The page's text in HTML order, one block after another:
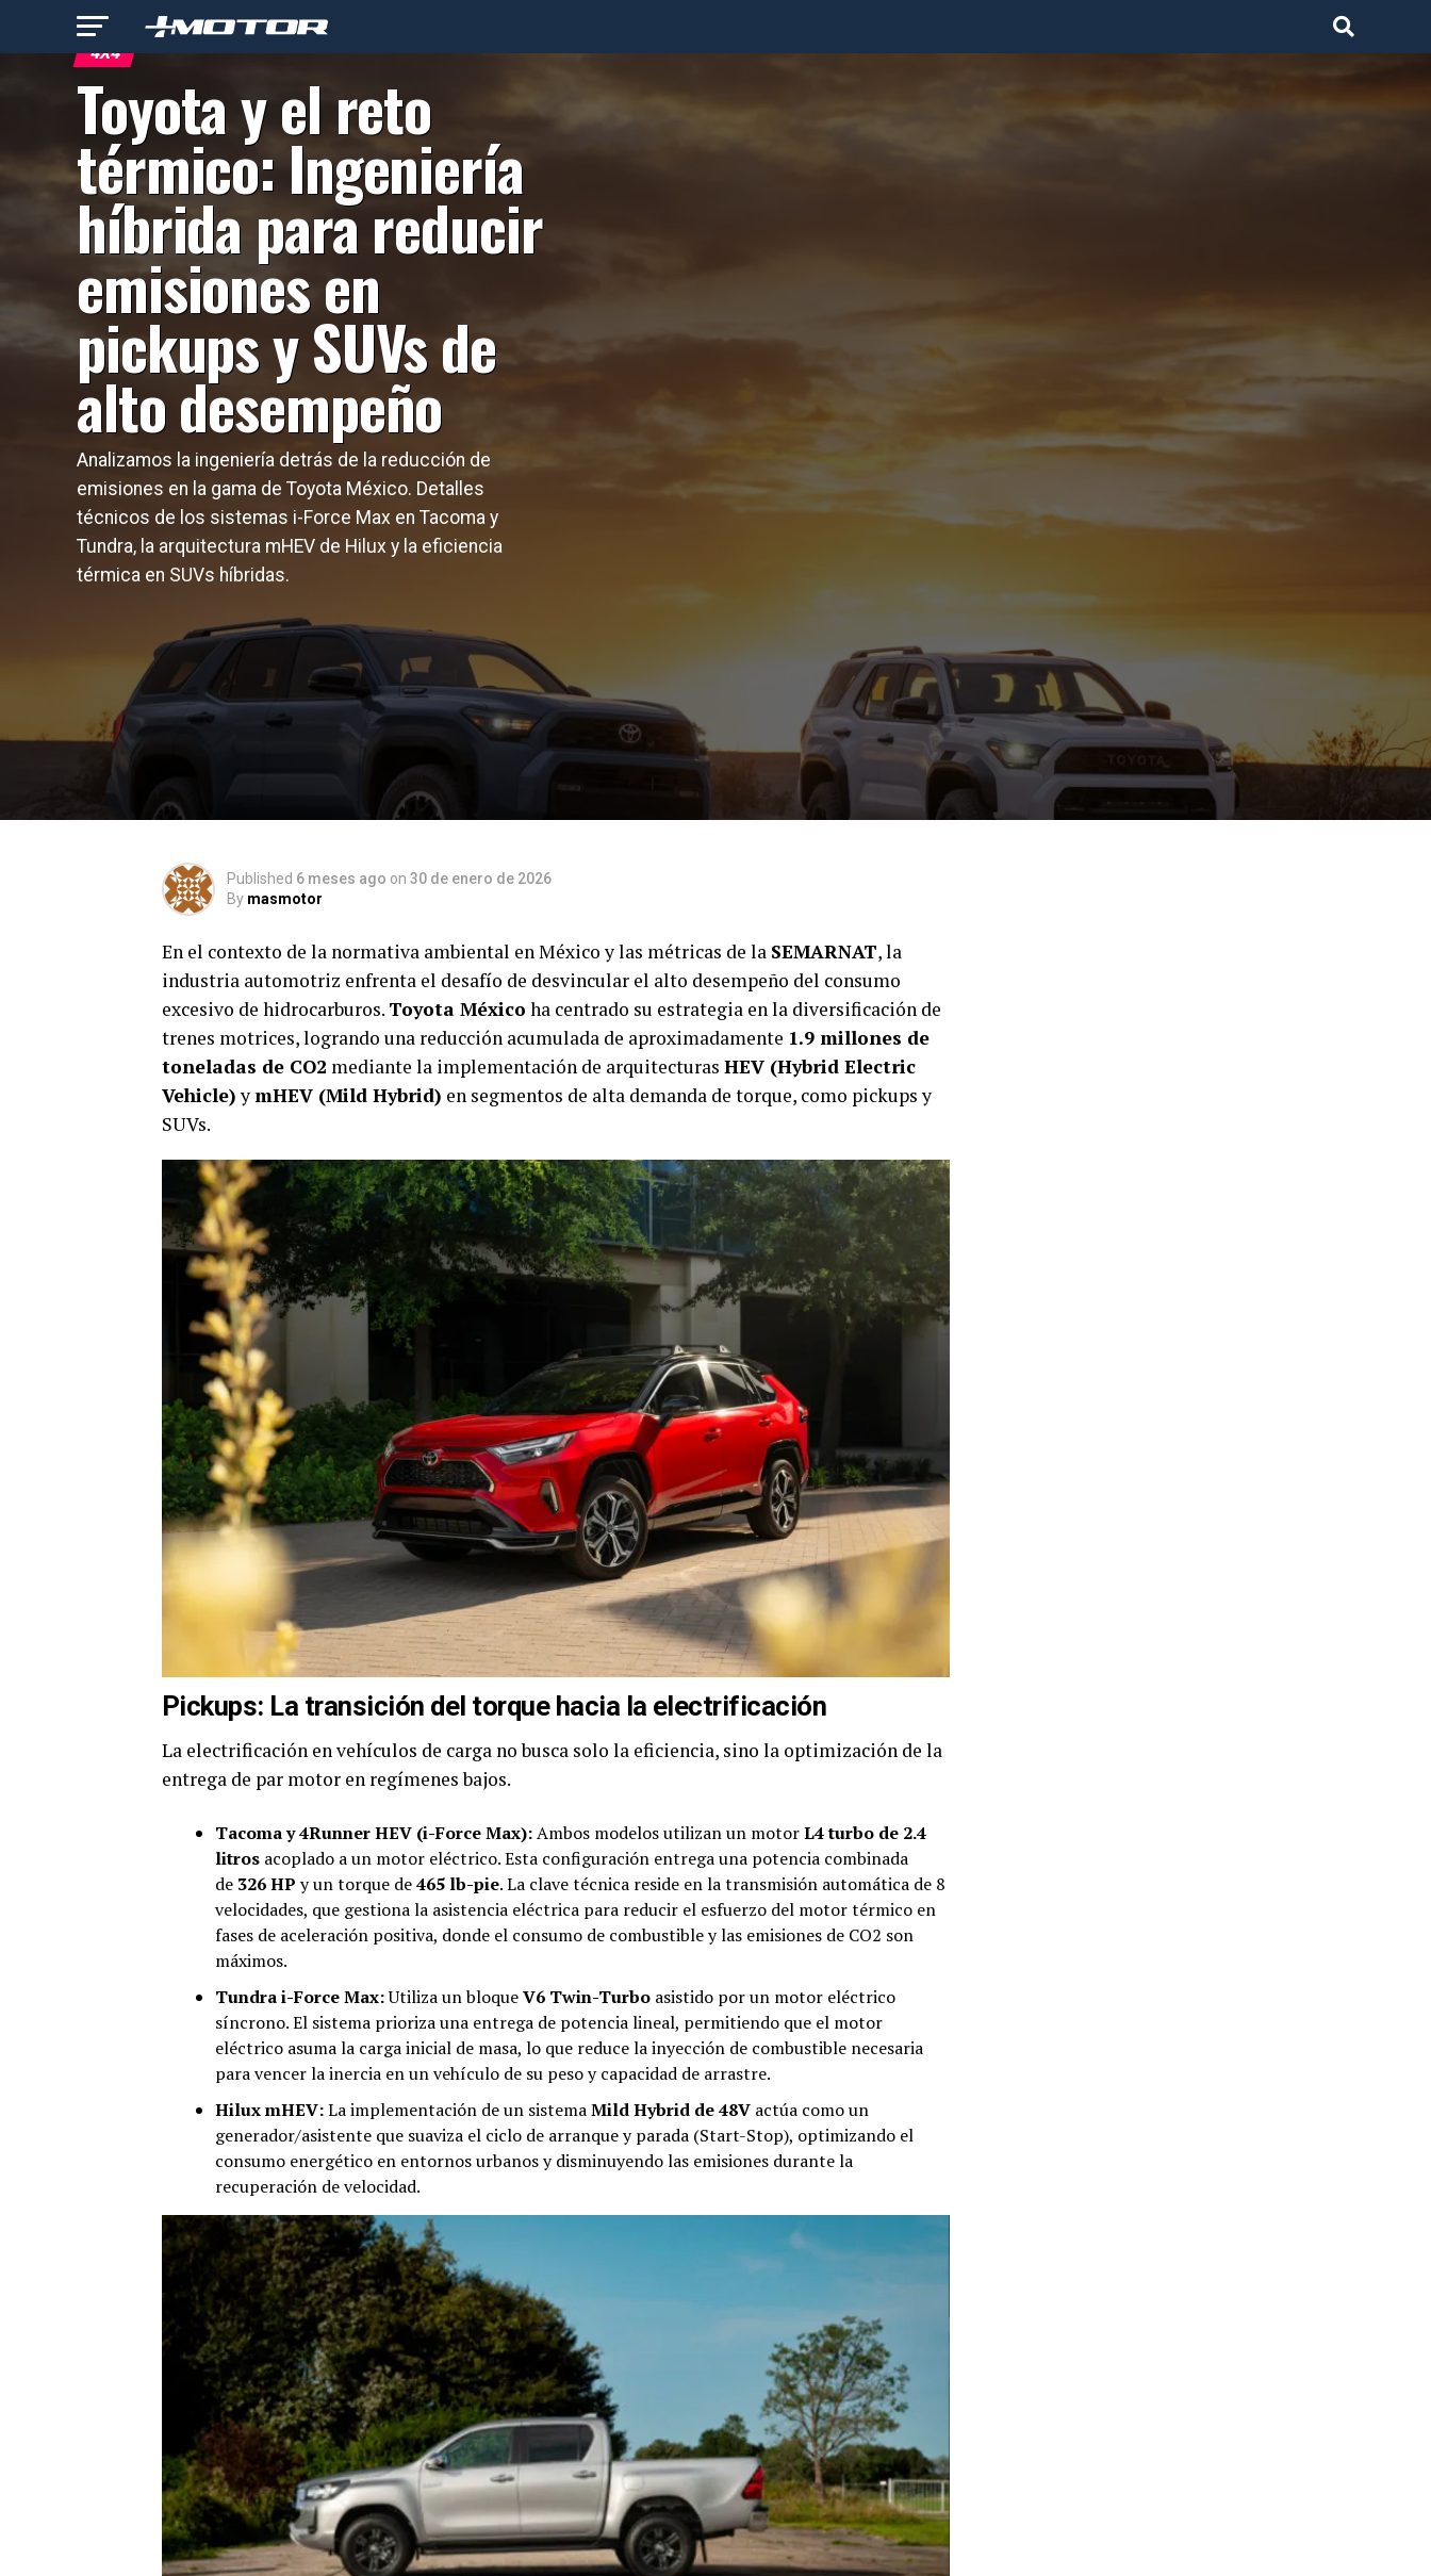
4X4
Toyota y el reto
térmico: Ingeniería
híbrida para reducir
emisiones en
pickups y SUVs de
alto desempeño
Analizamos la ingeniería detrás de la reducción de
emisiones en la gama de Toyota México. Detalles
técnicos de los sistemas i-Force Max en Tacoma y
Tundra, la arquitectura mHEV de Hilux y la eficiencia
térmica en SUVs híbridas.
Published 6 meses ago on 30 de enero de 2026
By masmotor
En el contexto de la normativa ambiental en México y las métricas de la SEMARNAT, la
industria automotriz enfrenta el desafío de desvincular el alto desempeño del consumo
excesivo de hidrocarburos. Toyota México ha centrado su estrategia en la diversificación de
trenes motrices, logrando una reducción acumulada de aproximadamente 1.9 millones de
toneladas de CO2 mediante la implementación de arquitecturas HEV (Hybrid Electric
Vehicle)ymHEV (Mild Hybrid) en segmentos de alta demanda de torque, como pickups y
SUVs.
Pickups: La transición del torque hacia la electrificación
La electrificación en vehículos de carga no busca solo la eficiencia, sino la optimización de la
entrega de par motor en regímenes bajos.
Tacoma y 4Runner HEV (i-Force Max):Ambos modelos utilizan un motorL4 turbo de 2.4
litros acoplado a un motor eléctrico. Esta configuración entrega una potencia combinada
de 326 HP y un torque de465 lb-pie. La clave técnica reside en la transmisión automática de 8
velocidades, que gestiona la asistencia eléctrica para reducir el esfuerzo del motor térmico en
fases de aceleración positiva, donde el consumo de combustible y las emisiones de CO2 son
máximos.
Tundra i-Force Max:Utiliza un bloqueV6 Twin-Turbo asistido por un motor eléctrico
síncrono. El sistema prioriza una entrega de potencia lineal, permitiendo que el motor
eléctrico asuma la carga inicial de masa, lo que reduce la inyección de combustible necesaria
para vencer la inercia en un vehículo de su peso y capacidad de arrastre.
Hilux mHEV:La implementación de un sistemaMild Hybrid de 48V actúa como un
generador/asistente que suaviza el ciclo de arranque y parada (Start-Stop), optimizando el
consumo energético en entornos urbanos y disminuyendo las emisiones durante la
recuperación de velocidad.